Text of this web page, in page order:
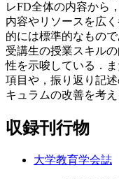
レFD全体の内容から
内容やリソースを広
的には標準的なもの
受講生の授業スキル
性を示唆している．
項目や，振り返り記
キュラムの改善を考
収録刊行物
大学教育学会誌